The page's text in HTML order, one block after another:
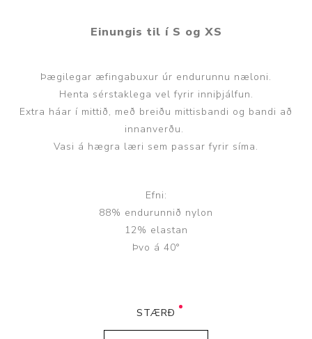
Einungis til í S og XS
Þægilegar æfingabuxur úr endurunnu næloni.
Henta sérstaklega vel fyrir inniþjálfun.
Extra háar í mittið, með breiðu mittisbandi og bandi að
innanverðu.
Vasi á hægra læri sem passar fyrir síma.
Efni:
88% endurunnið nylon
12% elastan
Þvo á 40°
STÆRÐ